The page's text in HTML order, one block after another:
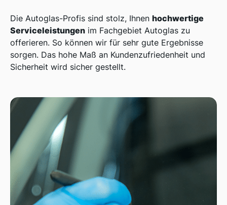
Die Autoglas-Profis sind stolz, Ihnen hochwertige
Serviceleistungen im Fachgebiet Autoglas zu
offerieren. So können wir für sehr gute Ergebnisse
sorgen. Das hohe Maß an Kundenzufriedenheit und
Sicherheit wird sicher gestellt.